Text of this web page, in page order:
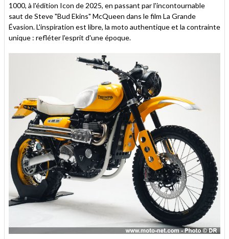
1000, à l'édition Icon de 2025, en passant par l'incontournable
saut de Steve "Bud Ekins" McQueen dans le film La Grande
Évasion. L'inspiration est libre, la moto authentique et la contrainte
unique : refléter l'esprit d'une époque.